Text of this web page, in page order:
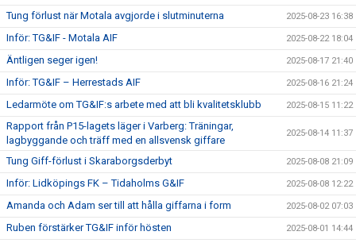
Tung förlust när Motala avgjorde i slutminuterna 2025-08-23 16:38
Inför: TG&IF - Motala AIF 2025-08-22 18:04
Äntligen seger igen! 2025-08-17 21:40
Inför: TG&IF – Herrestads AIF 2025-08-16 21:24
Ledarmöte om TG&IF:s arbete med att bli kvalitetsklubb 2025-08-15 11:22
Rapport från P15-lagets läger i Varberg: Träningar,
lagbyggande och träff med en allsvensk giffare
2025-08-14 11:37
Tung Giff-förlust i Skaraborgsderbyt 2025-08-08 21:09
Inför: Lidköpings FK – Tidaholms G&IF 2025-08-08 12:22
Amanda och Adam ser till att hålla giffarna i form 2025-08-02 07:03
Ruben förstärker TG&IF inför hösten 2025-08-01 14:44